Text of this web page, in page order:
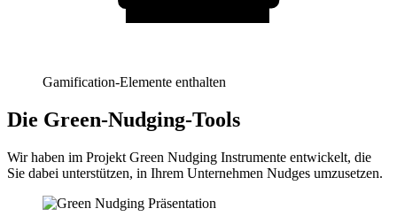
Gamification-Elemente enthalten
Die Green-Nudging-Tools
Wir haben im Projekt Green Nudging Instrumente entwickelt, die
Sie dabei unterstützen, in Ihrem Unternehmen Nudges umzusetzen.